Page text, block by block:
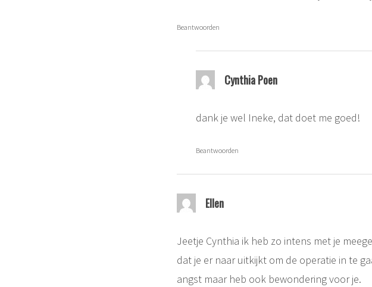
Beantwoorden
Cynthia Poen
dank je wel Ineke, dat doet me goed!
Beantwoorden
Ellen
Jeetje Cynthia ik heb zo intens met je
dat je er naar uitkijkt om de operatie in te
angst maar heb ook bewondering voor je.